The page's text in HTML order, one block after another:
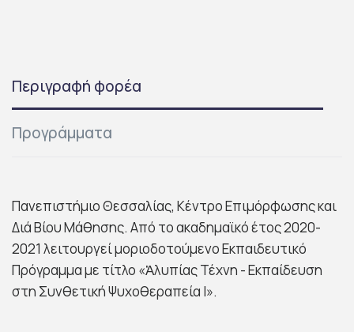
Περιγραφή φορέα
Προγράμματα
Πανεπιστήμιο Θεσσαλίας, Κέντρο Επιμόρφωσης και
Διά Βίου Μάθησης. Από το ακαδημαϊκό έτος 2020-
2021 λειτουργεί μοριοδοτούμενο Εκπαιδευτικό
Πρόγραμμα με τίτλο «Ἀλυπίας Τέχνη - Εκπαίδευση
στη Συνθετική Ψυχοθεραπεία Ι».